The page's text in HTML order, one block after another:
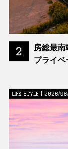
2
房総最
プライベ
LIFE STYLE | 2026/